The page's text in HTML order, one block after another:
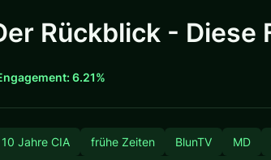
Rückblick -
6.21%
10 Jahre CIA frühe Zeiten BlunTV MD